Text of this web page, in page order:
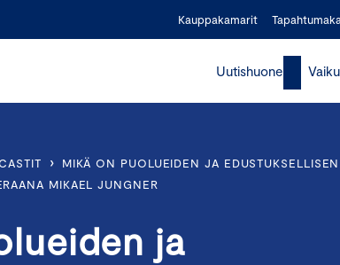
Kauppakamarit
Uutishuone
›
MIKÄ ON PUOLUEIDEN JA EDUSTUKSELLISEN
MIKAEL JUNGNER
ja